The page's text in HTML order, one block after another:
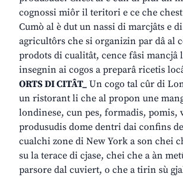
cognossi miôr il teritori e ce che
Cumò al è dut un nassi di marcjâts e
agricultôrs che si organizin par dâ al
prodots di cualitât, cence fâsi mancjâ
insegnin ai cogos a preparâ ricetis
ORTS DI CITÂT_ Un cogo tal cûr di
un ristorant li che al propon une
londinese, cun pes, formadis, pomis,
produsudis dome dentri dai confins
cualchi zone di New York a son chei
su la terace di cjase, chei che a àn
parsore dal cuviert, o che a tirin sù